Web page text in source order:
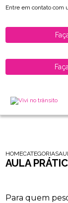
Entre em contato com
HOMECATEGORIAS
AULA
Para quem